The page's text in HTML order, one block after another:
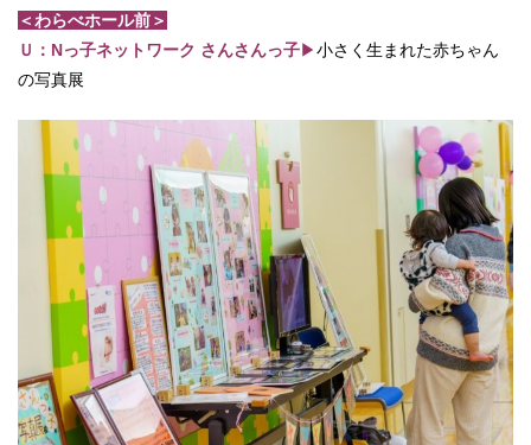
＜わらべホール前＞
Ｕ：Nっ子ネットワーク さんさんっ子▶小さく生まれた赤ちゃん
の写真展